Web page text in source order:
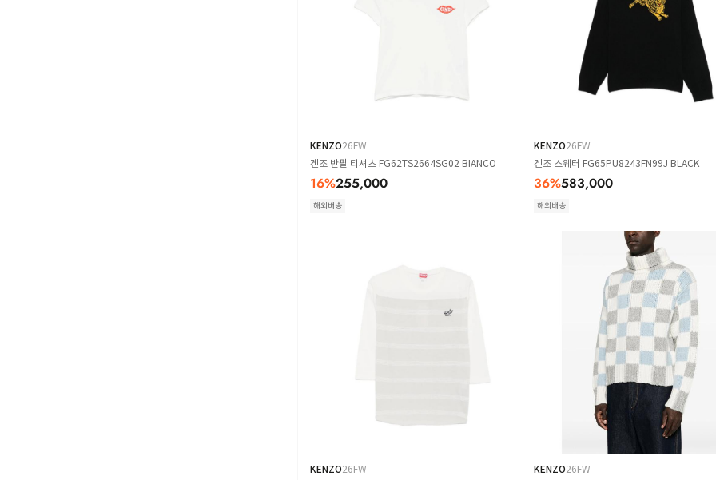
KENZO26FW
겐조 반팔 티셔츠 FG62TS2664SG02 BIANCO
16%255,000
해외배송
KENZO26FW
겐조 스웨터 FG65PU8243FN99J BLACK
36%583,000
해외배송
KENZO26FW
KENZO26FW